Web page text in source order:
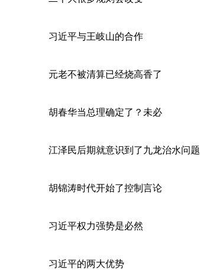
习近平与王岐山的合作
元老不被清算已经烧高香了
胡春华当总理确定了？未必
江泽民后期就意识到了九龙治水问题
胡锦涛时代开始了控制言论
习近平权力强势是必然
习近平的两大优势